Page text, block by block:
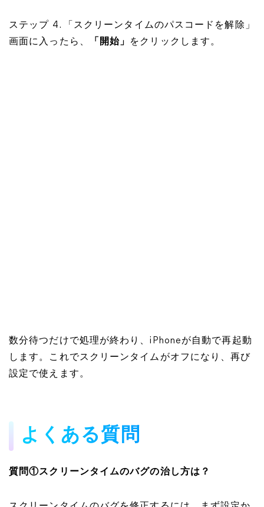
ステップ 4. 「スクリーンタイムのパスコードを解除」
画面に入ったら、
「開始」 をクリックします。
数分待つだけで処理が終わり、iPhoneが自動で再起動
します。これでスクリーンタイムがオフになり、再び
設定で使えます。
よくある質問
質問①スクリーンタイムのバグの治し方は？